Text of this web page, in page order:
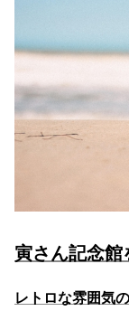
寅さん記念館
レトロな雰囲気